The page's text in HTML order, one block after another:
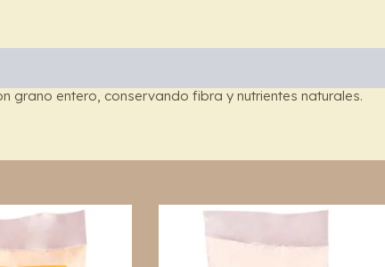
entero, conservando fibra y nutrientes naturales.